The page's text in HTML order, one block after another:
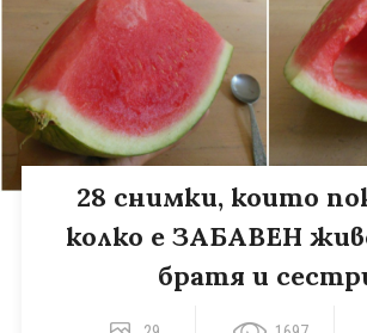
28 снимки, които
колко е ЗАБАВЕН
братя и